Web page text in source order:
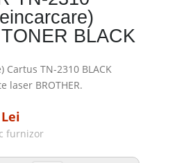
BLACK
Cartus TN-2310 BLACK
BROTHER.
furnizor